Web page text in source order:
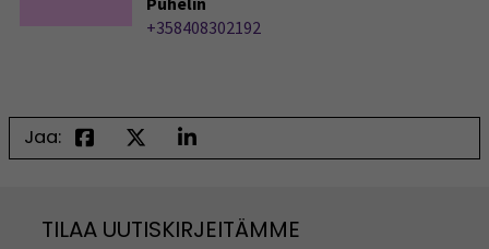
+358408302192
Jaa:
TILAA UUTISKIRJEITÄMME